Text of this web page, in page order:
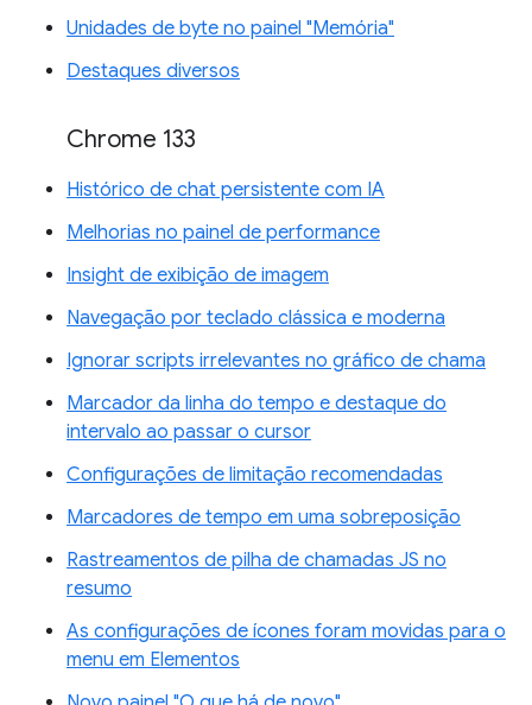
Unidades de byte no painel "Memória"
Destaques diversos
Chrome 133
Histórico de chat persistente com IA
Melhorias no painel de performance
Insight de exibição de imagem
Navegação por teclado clássica e moderna
Ignorar scripts irrelevantes no gráfico de chama
Marcador da linha do tempo e destaque do
intervalo ao passar o cursor
Configurações de limitação recomendadas
Marcadores de tempo em uma sobreposição
Rastreamentos de pilha de chamadas JS no
resumo
As configurações de ícones foram movidas para o
menu em Elementos